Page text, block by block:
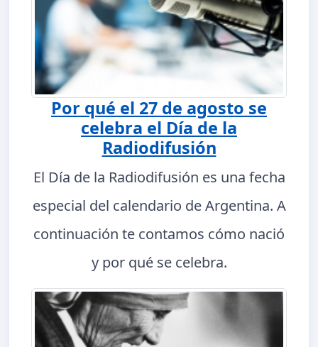
Por qué el 27 de agosto se
celebra el Día de la
Radiodifusión
El Día de la Radiodifusión es una fecha
especial del calendario de Argentina. A
continuación te contamos cómo nació
y por qué se celebra.